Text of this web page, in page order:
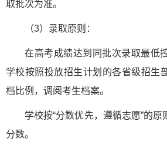
取批次为准。
（3）录取原则：
在高考成绩达到同批次录取最低
学校按照投放招生计划的各省级招生
档比例，调阅考生档案。
学校按“分数优先，遵循志愿”的
分数。